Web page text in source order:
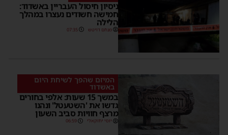
ניסיון חיסול העבריין באשדוד:
חמישה חשודים נעצרו במהלך
הלילה
מנחם דויטש 07:35
המיזם שהפך לשיחת היום
באשדוד
במשך 15 שעות: אלפי בחורים
גדשו את 'השטעטל' ונהנו
מרצף חוויות סביב השעון
יוסי יחזקאלי 06:59